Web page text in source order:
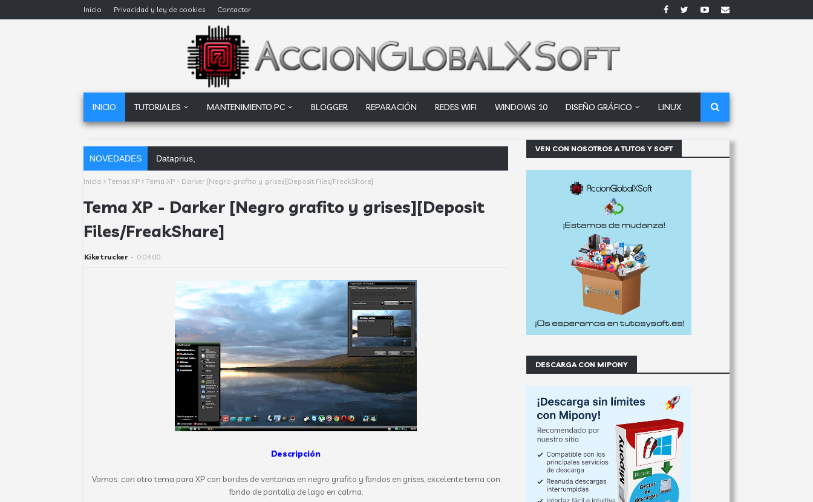
Inicio Privacidad y ley de cookies Contactar
INICIO TUTORIALES MANTENIMIENTO PC BLOGGER REPARACIÓN REDES WIFI WINDOWS 10 DISEÑO GRÁFICO LINUX
NOVEDADES Dataprius, la alternativa a Google Drive y Dro
Inicio Temas XP Tema XP - Darker [Negro grafito y grises][Deposit Files/FreakShare]
Tema XP - Darker [Negro grafito y grises][Deposit
Files/FreakShare]
Kiketrucker - 0:04:00
Descripción
Vamos con otro tema para XP con bordes de ventanas en negro grafito y fondos en grises, excelente tema con
fondo de pantalla de lago en calma.
VEN CON NOSOTROS A TUTOS Y SOFT
DESCARGA CON MIPONY